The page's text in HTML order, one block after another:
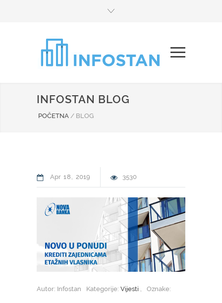
INFOSTAN BLOG
POČETNA / BLOG
Apr 18 2019 3530
Autor: Infostan Kategorije: Vijesti , Oznake: